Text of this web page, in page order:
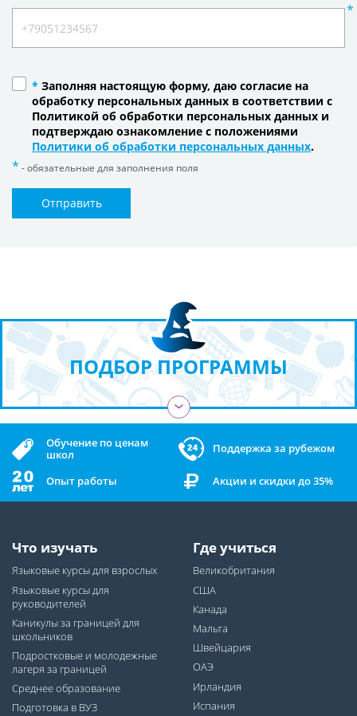
* Заполняя настоящую форму, даю согласие на
обработку персональных данных в соответствии с
Политикой об обработки персональных данных и
подтверждаю ознакомление с положениями
Политики об обработки персональных данных.
- обязательные для заполнения поля
Отправить
ПОДБОР ПРОГРАММЫ
›
Обучение по ценам
школ
Поддержка за рубежом
Опыт работы Акции и скидки до 35%
Что изучать
Языковые курсы для взрослых
Языковые курсы для
руководителей
Каникулы за границей для
школьников
Подростковые и молодежные
лагеря за границей
Среднее образование
Подготовка в ВУЗ
Где учиться
Великобритания
США
Канада
Мальта
Швейцария
ОАЭ
Ирландия
Испания